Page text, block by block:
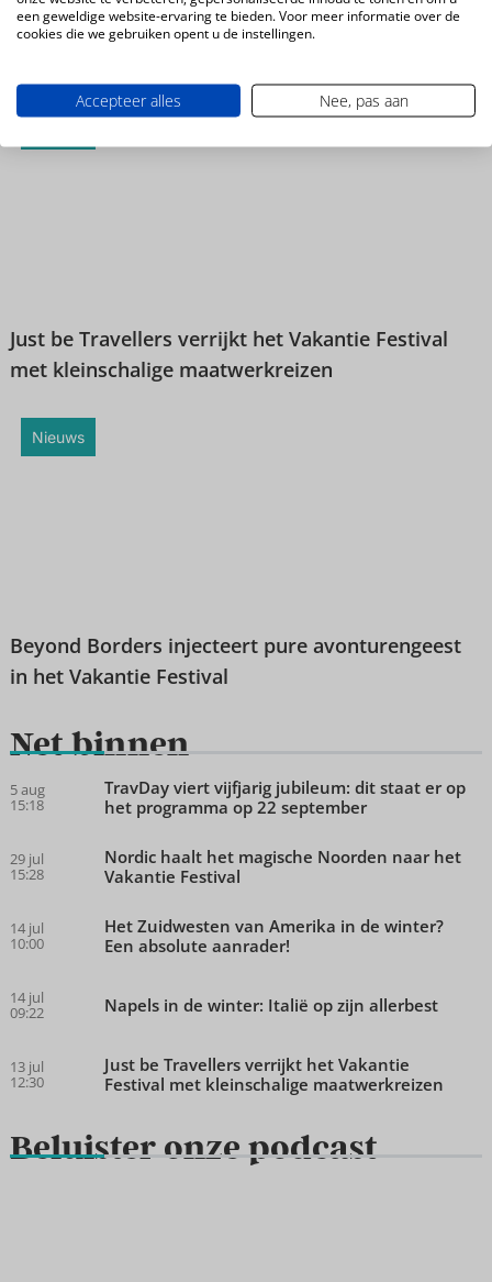
Just be Travellers verrijkt het Vakantie Festival
met kleinschalige maatwerkreizen
Nieuws
Beyond Borders injecteert pure avonturengeest
in het Vakantie Festival
Net binnen
5 aug
15:18
TravDay viert vijfjarig jubileum: dit staat er op
het programma op 22 september
29 jul
15:28
Nordic haalt het magische Noorden naar het
Vakantie Festival
14 jul
10:00
Het Zuidwesten van Amerika in de winter?
Een absolute aanrader!
14 jul
09:22 Napels in de winter: Italië op zijn allerbest
13 jul
12:30
Just be Travellers verrijkt het Vakantie
Festival met kleinschalige maatwerkreizen
Beluister onze podcast
een geweldige website-ervaring te bieden. Voor meer informatie over de
cookies die we gebruiken opent u de instellingen.
Accepteer alles Nee, pas aan